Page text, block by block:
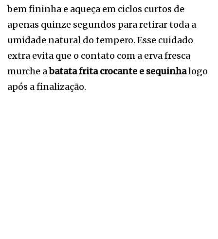
bem fininha e aqueça em ciclos curtos de
apenas quinze segundos para retirar toda a
umidade natural do tempero. Esse cuidado
extra evita que o contato com a erva fresca
murche abatata frita crocante e sequinhalogo
após a finalização.